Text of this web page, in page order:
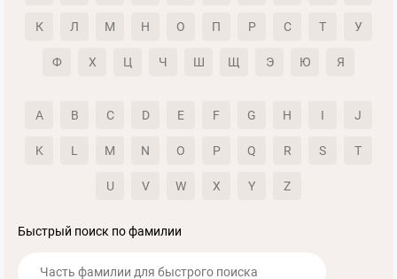
К Л М Н О П Р С Т У
Ф Х Ц Ч Ш Щ Э Ю Я
A B C D E F G H I J
K L M N O P Q R S T
U V W X Y Z
Быстрый поиск по фамилии